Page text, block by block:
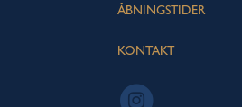
ÅBNINGSTIDER
KONTAKT